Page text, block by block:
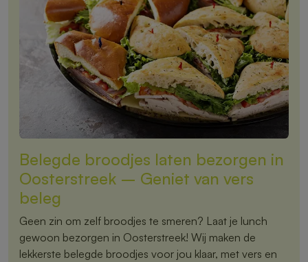
Belegde broodjes laten bezorgen in
Oosterstreek – Geniet van vers
beleg
Geen zin om zelf broodjes te smeren? Laat je lunch
gewoon bezorgen in Oosterstreek! Wij maken de
lekkerste belegde broodjes voor jou klaar, met vers en